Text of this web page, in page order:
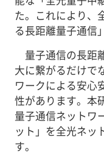
た。これにより、
る長距離量子通信
量子通信の長距
大に繋がるだけで
ワークによる安心
性があります。本
量子通信ネットワ
ット」を全光ネッ
す。